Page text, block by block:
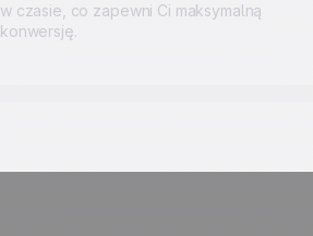
w czasie, co zapewni Ci maksymalną
konwersję.